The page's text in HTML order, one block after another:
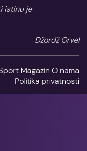
istinu je
Džordž Orvel
Magazin O nama
Politika privatnosti